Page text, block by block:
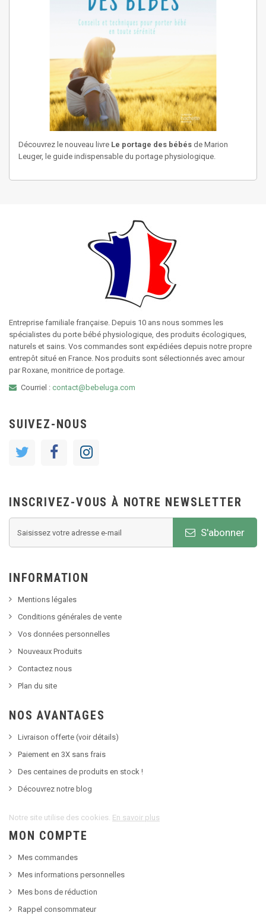
Découvrez le nouveau livre Le portage des bébés de Marion
Leuger, le guide indispensable du portage physiologique.
Entreprise familiale française. Depuis 10 ans nous sommes les
spécialistes du porte bébé physiologique, des produits écologiques,
naturels et sains. Vos commandes sont expédiées depuis notre propre
entrepôt situé en France. Nos produits sont sélectionnés avec amour
par Roxane, monitrice de portage.
Courriel : contact@bebeluga.com
SUIVEZ-NOUS
INSCRIVEZ-VOUS À NOTRE NEWSLETTER
S'abonner
INFORMATION
Mentions légales
Conditions générales de vente
Vos données personnelles
Nouveaux Produits
Contactez nous
Plan du site
NOS AVANTAGES
Livraison offerte (voir détails)
Paiement en 3X sans frais
Des centaines de produits en stock !
Découvrez notre blog
Notre site utilise des cookies. En savoir plus
MON COMPTE
Mes commandes
Mes informations personnelles
Mes bons de réduction
Rappel consommateur